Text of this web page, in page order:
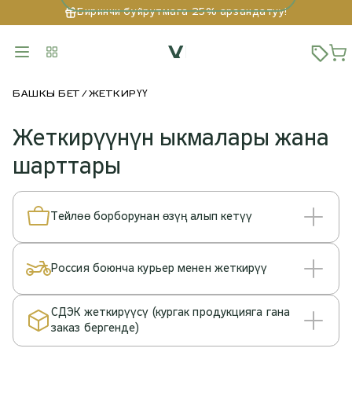
Биринчи буйрутмага 25% арзандатуу!
БАШКЫ БЕТ ЖЕТКИРҮҮ
Жеткирүүнүн ыкмалары жана
шарттары
Тейлөө борборунан өзүң алып кетүү
Россия боюнча курьер менен жеткирүү
СДЭК жеткирүүсү (кургак продукцияга гана
заказ бергенде)